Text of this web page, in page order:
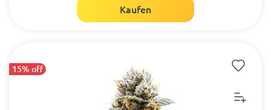
Kaufen
15% off